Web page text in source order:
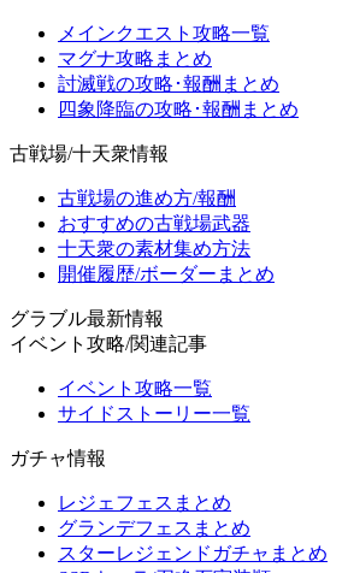
メインクエスト攻略一覧
マグナ攻略まとめ
討滅戦の攻略･報酬まとめ
四象降臨の攻略･報酬まとめ
古戦場/十天衆情報
古戦場の進め方/報酬
おすすめの古戦場武器
十天衆の素材集め方法
開催履歴/ボーダーまとめ
グラブル最新情報
イベント攻略/関連記事
イベント攻略一覧
サイドストーリー一覧
ガチャ情報
レジェフェスまとめ
グランデフェスまとめ
スターレジェンドガチャまとめ